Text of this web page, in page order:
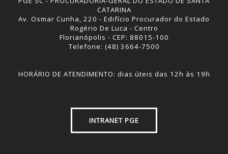
CATARINA
Av. Osmar Cunha, 220 - Edifício Procurador do Estado
Rogério De Luca - Centro
Florianópolis - CEP: 88015-100
Telefone: (48) 3664-7500
HORÁRIO DE ATENDIMENTO: dias úteis das 12h às 19h
INTRANET PGE